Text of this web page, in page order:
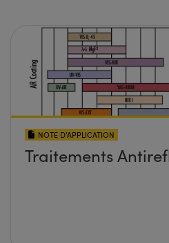
NOTE D’APPLICATION
Traitements